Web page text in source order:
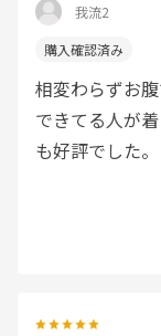
我流2
相変わらずお
できてる人が
も好評でした。